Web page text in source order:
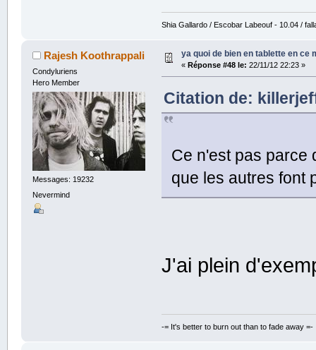
Shia Gallardo / Escobar Labeouf - 10.04 /
Rajesh Koothrappali
Condyluriens
Hero Member
Messages: 19232
Nevermind
ya quoi de bien en tablette en ce
« Réponse #48 le: 22/11/12 22:23 »
Citation de:
Ce n'est pas parce
que les autres
J'ai plein
-= It's better to burn out than to fade away =-